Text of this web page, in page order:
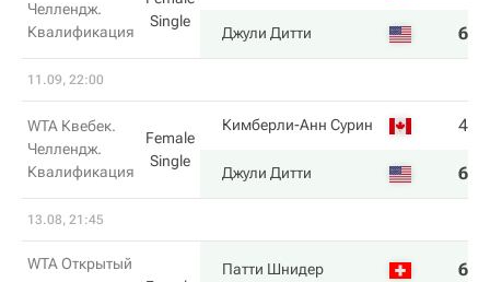
Челлендж.
Квалификация
Single
Джули Дитти 6
11.09, 22:00
WTA Квебек.
Челлендж.
Квалификация
Female
Single
Кимберли-Анн Сурин 4
Джули Дитти 6
13.08, 21:45
WTA Открытый
Патти Шнидер 6